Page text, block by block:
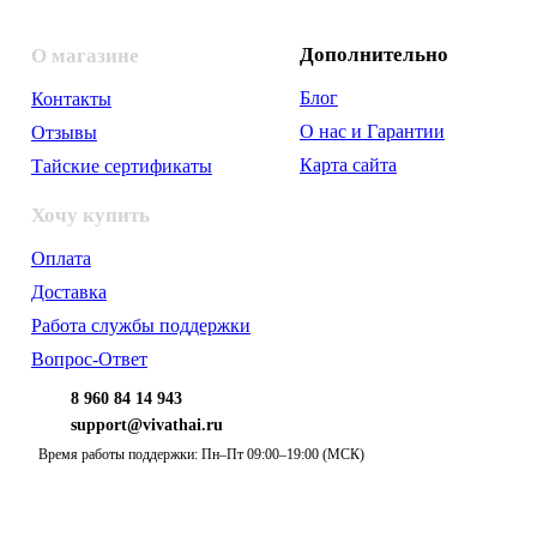
О магазине
Контакты
Отзывы
Тайские сертификаты
Хочу купить
Оплата
Доставка
Работа службы поддержки
Вопрос-Ответ
Дополнительно
Блог
О нас и Гарантии
Карта сайта
8 960 84 14 943
support@vivathai.ru
Время работы поддержки: Пн–Пт 09:00–19:00 (МСК)